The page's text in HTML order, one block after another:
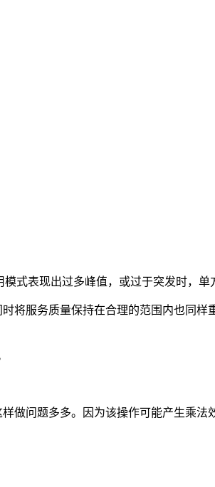
式表现出过多峰值，或过于突发时，单
将服务质量保持在合理的范围内也同样
问题多多。因为该操作可能产生乘法